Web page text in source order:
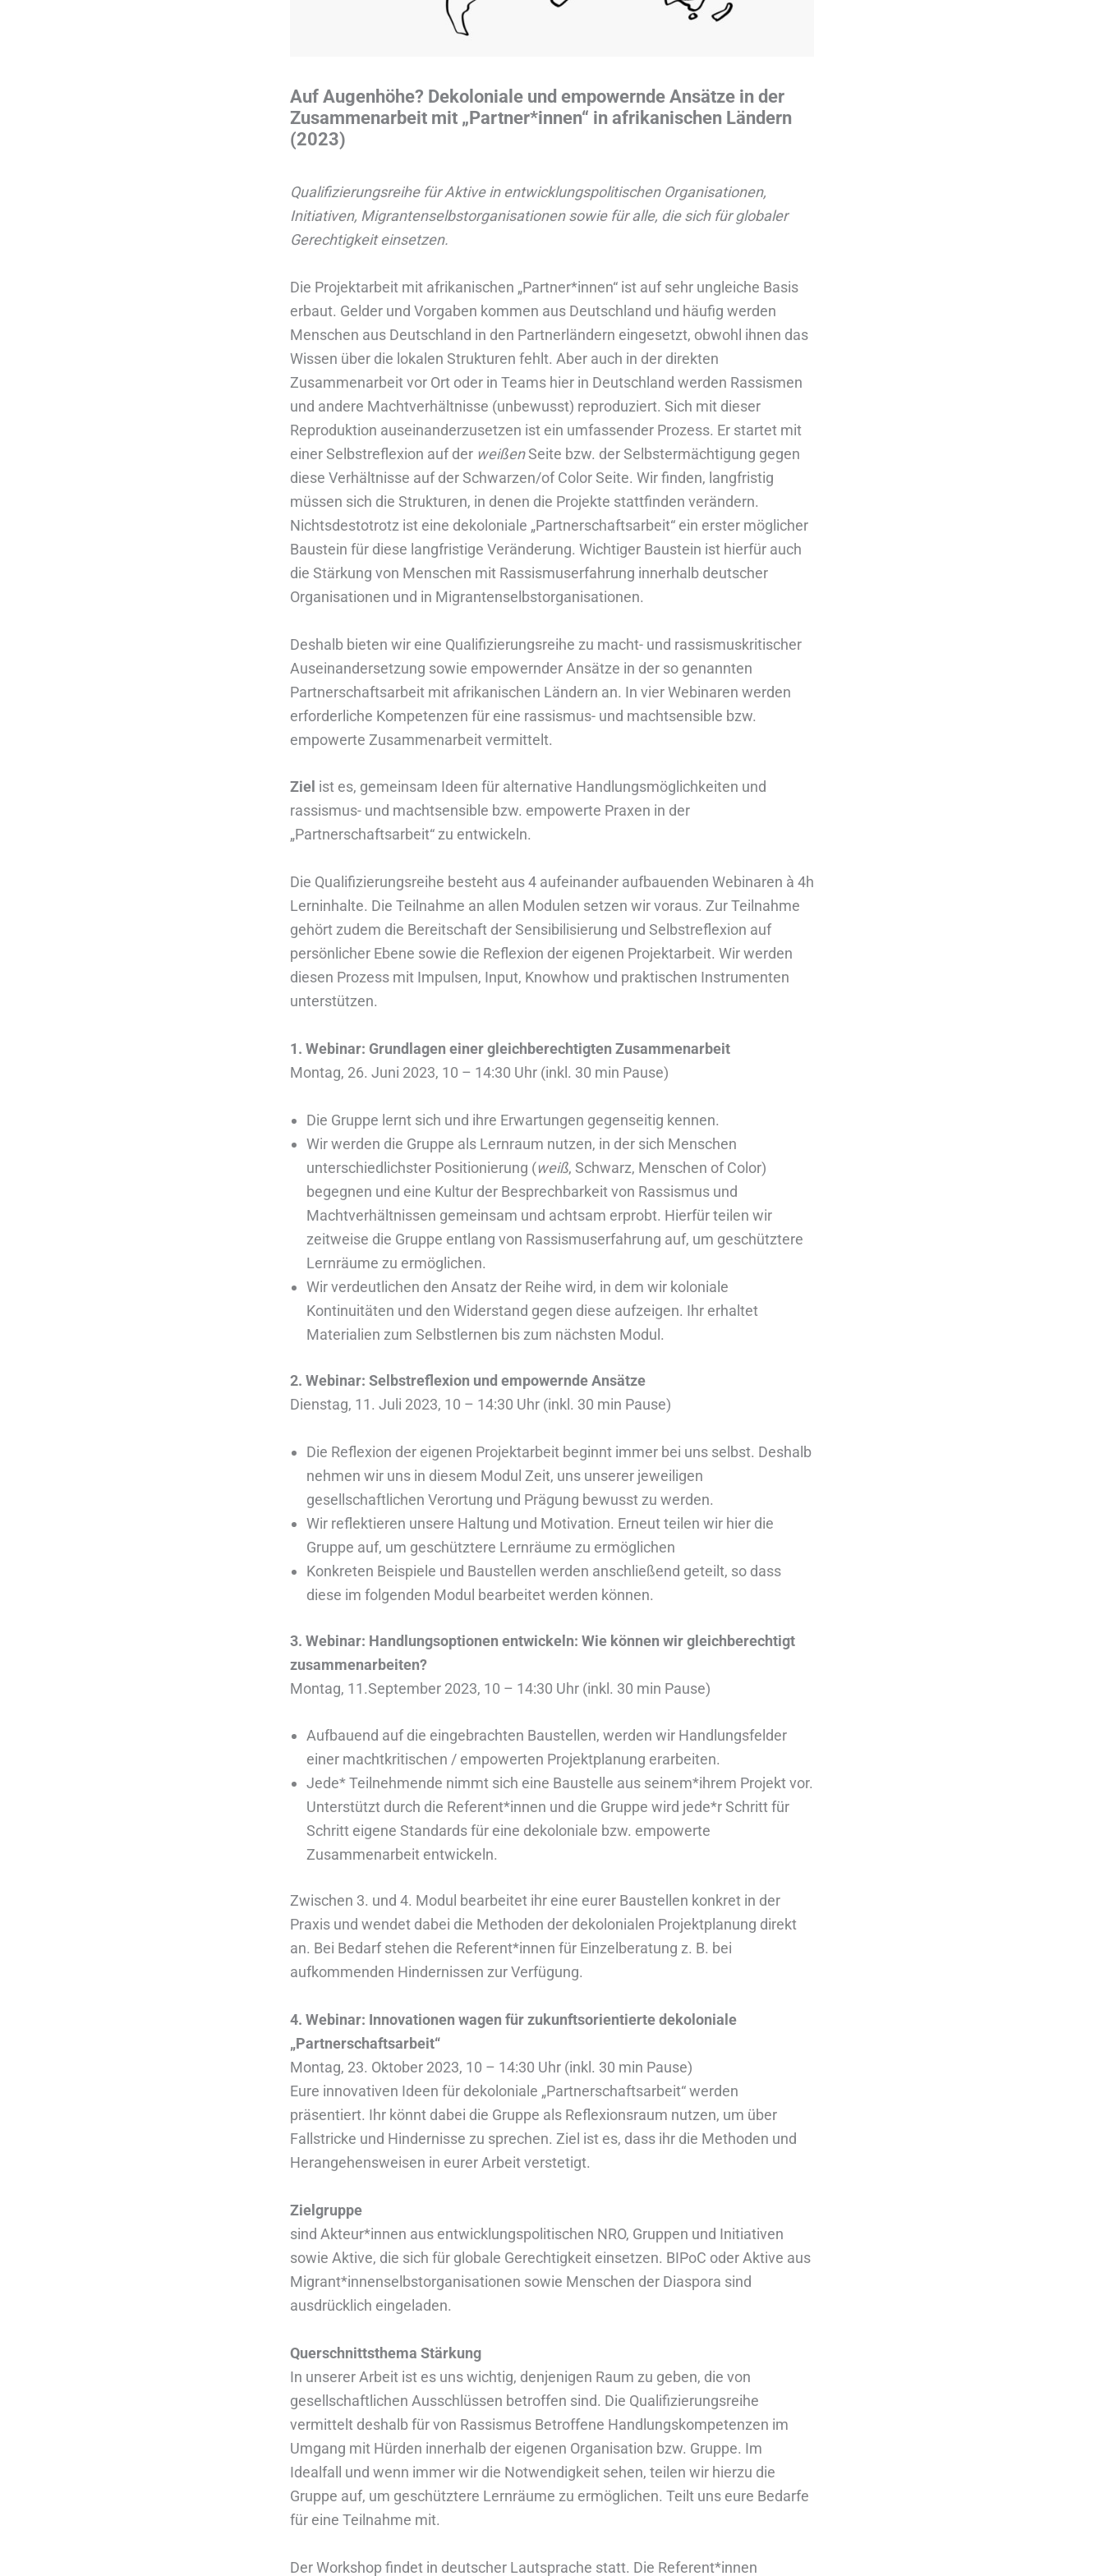
Auf Augenhöhe? Dekoloniale und empowernde Ansätze in der
Zusammenarbeit mit „Partner*innen“ in afrikanischen Ländern
(2023)
Qualifizierungsreihe für Aktive in entwicklungspolitischen Organisationen,
Initiativen, Migrantenselbstorganisationen sowie für alle, die sich für globaler
Gerechtigkeit einsetzen.
Die Projektarbeit mit afrikanischen „Partner*innen“ ist auf sehr ungleiche Basis
erbaut. Gelder und Vorgaben kommen aus Deutschland und häufig werden
Menschen aus Deutschland in den Partnerländern eingesetzt, obwohl ihnen das
Wissen über die lokalen Strukturen fehlt. Aber auch in der direkten
Zusammenarbeit vor Ort oder in Teams hier in Deutschland werden Rassismen
und andere Machtverhältnisse (unbewusst) reproduziert. Sich mit dieser
Reproduktion auseinanderzusetzen ist ein umfassender Prozess. Er startet mit
einer Selbstreflexion auf der weißenSeite bzw. der Selbstermächtigung gegen
diese Verhältnisse auf der Schwarzen/of Color Seite. Wir finden, langfristig
müssen sich die Strukturen, in denen die Projekte stattfinden verändern.
Nichtsdestotrotz ist eine dekoloniale „Partnerschaftsarbeit“ ein erster möglicher
Baustein für diese langfristige Veränderung. Wichtiger Baustein ist hierfür auch
die Stärkung von Menschen mit Rassismuserfahrung innerhalb deutscher
Organisationen und in Migrantenselbstorganisationen.
Deshalb bieten wir eine Qualifizierungsreihe zu macht- und rassismuskritischer
Auseinandersetzung sowie empowernder Ansätze in der so genannten
Partnerschaftsarbeit mit afrikanischen Ländern an. In vier Webinaren werden
erforderliche Kompetenzen für eine rassismus- und machtsensible bzw.
empowerte Zusammenarbeit vermittelt.
Ziel ist es, gemeinsam Ideen für alternative Handlungsmöglichkeiten und
rassismus- und machtsensible bzw. empowerte Praxen in der
„Partnerschaftsarbeit“ zu entwickeln.
Die Qualifizierungsreihe besteht aus 4 aufeinander aufbauenden Webinaren à 4h
Lerninhalte. Die Teilnahme an allen Modulen setzen wir voraus. Zur Teilnahme
gehört zudem die Bereitschaft der Sensibilisierung und Selbstreflexion auf
persönlicher Ebene sowie die Reflexion der eigenen Projektarbeit. Wir werden
diesen Prozess mit Impulsen, Input, Knowhow und praktischen Instrumenten
unterstützen.
1. Webinar: Grundlagen einer gleichberechtigten Zusammenarbeit
Montag, 26. Juni 2023, 10 – 14:30 Uhr (inkl. 30 min Pause)
Die Gruppe lernt sich und ihre Erwartungen gegenseitig kennen.
Wir werden die Gruppe als Lernraum nutzen, in der sich Menschen
unterschiedlichster Positionierung (weiß, Schwarz, Menschen of Color)
begegnen und eine Kultur der Besprechbarkeit von Rassismus und
Machtverhältnissen gemeinsam und achtsam erprobt. Hierfür teilen wir
zeitweise die Gruppe entlang von Rassismuserfahrung auf, um geschütztere
Lernräume zu ermöglichen.
Wir verdeutlichen den Ansatz der Reihe wird, in dem wir koloniale
Kontinuitäten und den Widerstand gegen diese aufzeigen. Ihr erhaltet
Materialien zum Selbstlernen bis zum nächsten Modul.
2. Webinar: Selbstreflexion und empowernde Ansätze
Dienstag, 11. Juli 2023, 10 – 14:30 Uhr (inkl. 30 min Pause)
Die Reflexion der eigenen Projektarbeit beginnt immer bei uns selbst. Deshalb
nehmen wir uns in diesem Modul Zeit, uns unserer jeweiligen
gesellschaftlichen Verortung und Prägung bewusst zu werden.
Wir reflektieren unsere Haltung und Motivation. Erneut teilen wir hier die
Gruppe auf, um geschütztere Lernräume zu ermöglichen
Konkreten Beispiele und Baustellen werden anschließend geteilt, so dass
diese im folgenden Modul bearbeitet werden können.
3. Webinar: Handlungsoptionen entwickeln: Wie können wir gleichberechtigt
zusammenarbeiten?
Montag, 11.September 2023, 10 – 14:30 Uhr (inkl. 30 min Pause)
Aufbauend auf die eingebrachten Baustellen, werden wir Handlungsfelder
einer machtkritischen / empowerten Projektplanung erarbeiten.
Jede* Teilnehmende nimmt sich eine Baustelle aus seinem*ihrem Projekt vor.
Unterstützt durch die Referent*innen und die Gruppe wird jede*r Schritt für
Schritt eigene Standards für eine dekoloniale bzw. empowerte
Zusammenarbeit entwickeln.
Zwischen 3. und 4. Modul bearbeitet ihr eine eurer Baustellen konkret in der
Praxis und wendet dabei die Methoden der dekolonialen Projektplanung direkt
an. Bei Bedarf stehen die Referent*innen für Einzelberatung z. B. bei
aufkommenden Hindernissen zur Verfügung.
4. Webinar: Innovationen wagen für zukunftsorientierte dekoloniale
„Partnerschaftsarbeit“
Montag, 23. Oktober 2023, 10 – 14:30 Uhr (inkl. 30 min Pause)
Eure innovativen Ideen für dekoloniale „Partnerschaftsarbeit“ werden
präsentiert. Ihr könnt dabei die Gruppe als Reflexionsraum nutzen, um über
Fallstricke und Hindernisse zu sprechen. Ziel ist es, dass ihr die Methoden und
Herangehensweisen in eurer Arbeit verstetigt.
Zielgruppe
sind Akteur*innen aus entwicklungspolitischen NRO, Gruppen und Initiativen
sowie Aktive, die sich für globale Gerechtigkeit einsetzen. BIPoC oder Aktive aus
Migrant*innenselbstorganisationen sowie Menschen der Diaspora sind
ausdrücklich eingeladen.
Querschnittsthema Stärkung
In unserer Arbeit ist es uns wichtig, denjenigen Raum zu geben, die von
gesellschaftlichen Ausschlüssen betroffen sind. Die Qualifizierungsreihe
vermittelt deshalb für von Rassismus Betroffene Handlungskompetenzen im
Umgang mit Hürden innerhalb der eigenen Organisation bzw. Gruppe. Im
Idealfall und wenn immer wir die Notwendigkeit sehen, teilen wir hierzu die
Gruppe auf, um geschütztere Lernräume zu ermöglichen. Teilt uns eure Bedarfe
für eine Teilnahme mit.
Der Workshop findet in deutscher Lautsprache statt. Die Referent*innen